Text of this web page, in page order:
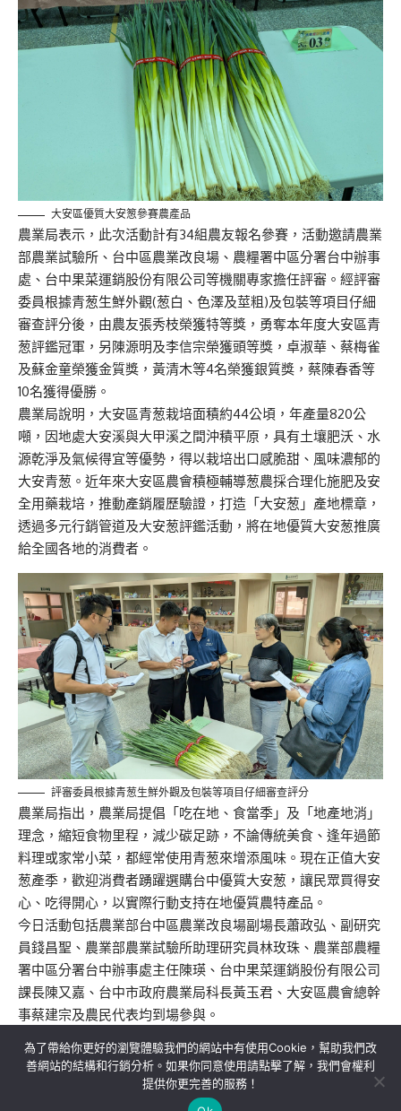
大安區優質大安䈡參賽農產品
農業局表示，此次活動計有34組農友報名參賽，活動邀請農業
部農業試驗所、台中區農業改良場、農糧署中區分署台中辦事
處、台中果菜運銷股份有限公司等機關專家擔任評審。經評審
委員根據青葱生鮮外觀(葱白、色澤及莖粗)及包裝等項目仔細
審查評分後，由農友張秀枝榮獲特等獎，勇奪本年度大安區青
葱評鑑冠軍，另陳源明及李信宗榮獲頭等獎，卓淑華、蔡梅雀
及蘇金童榮獲金質獎，黃清木等4名榮獲銀質獎，蔡陳春香等
10名獲得優勝。
農業局說明，大安區青葱栽培面積約44公頃，年產量820公
噸，因地處大安溪與大甲溪之間沖積平原，具有土壤肥沃、水
源乾淨及氣候得宜等優勢，得以栽培出口感脆甜、風味濃郁的
大安青葱。近年來大安區農會積極輔導葱農採合理化施肥及安
全用藥栽培，推動產銷履歷驗證，打造「大安葱」產地標章，
透過多元行銷管道及大安葱評鑑活動，將在地優質大安葱推廣
給全國各地的消費者。
評審委員根據青葱生鮮外觀及包裝等項目仔細審查評分
農業局指出，農業局提倡「吃在地、食當季」及「地產地消」
理念，縮短食物里程，減少碳足跡，不論傳統美食、逢年過節
料理或家常小菜，都經常使用青葱來增添風味。現在正值大安
葱產季，歡迎消費者踴躍選購台中優質大安葱，讓民眾買得安
心、吃得開心，以實際行動支持在地優質農特產品。
今日活動包括農業部台中區農業改良場副場長蕭政弘、副研究
員錢昌聖、農業部農業試驗所助理研究員林玫珠、農業部農糧
署中區分署台中辦事處主任陳瑛、台中果菜運銷股份有限公司
課長陳又嘉、台中市政府農業局科長黃玉君、大安區農會總幹
事蔡建宗及農民代表均到場參與。
關於我們 隱私權政策 聯絡我們
為了帶給你更好的瀏覽體驗我們的網站中有使用Cookie，幫助我們改
善網站的結構和行銷分析。如果你同意使用請點擊了解，我們會權利
提供你更完善的服務！